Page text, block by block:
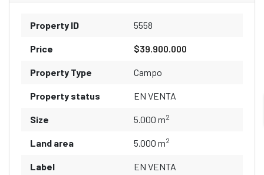
Property ID 5558
Price $39.900.000
Property Type Campo
Property status EN VENTA
Size 5.000 m2
Land area 5.000 m2
Label EN VENTA